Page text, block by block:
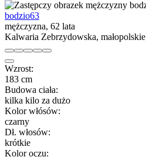
bodzio63
mężczyzna, 62 lata
Kalwaria Zebrzydowska, małopolskie
Wzrost:
183 cm
Budowa ciała:
kilka kilo za dużo
Kolor włósów:
czarny
Dł. włosów:
krótkie
Kolor oczu: